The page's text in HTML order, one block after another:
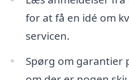
for at få en idé om
servicen.
Spørg om garantier